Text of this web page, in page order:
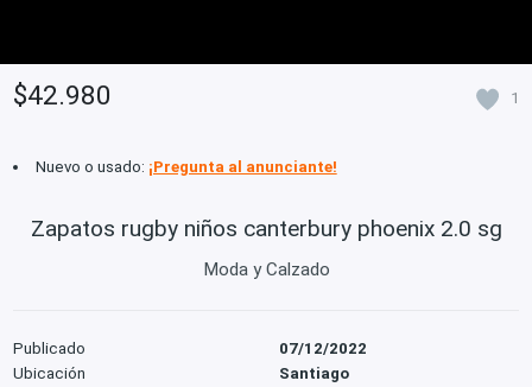
$42.980 1
Nuevo o usado: ¡Pregunta al anunciante!
Zapatos rugby niños canterbury phoenix 2.0 sg
Moda y Calzado
Publicado
07/12/2022
Ubicación
Santiago